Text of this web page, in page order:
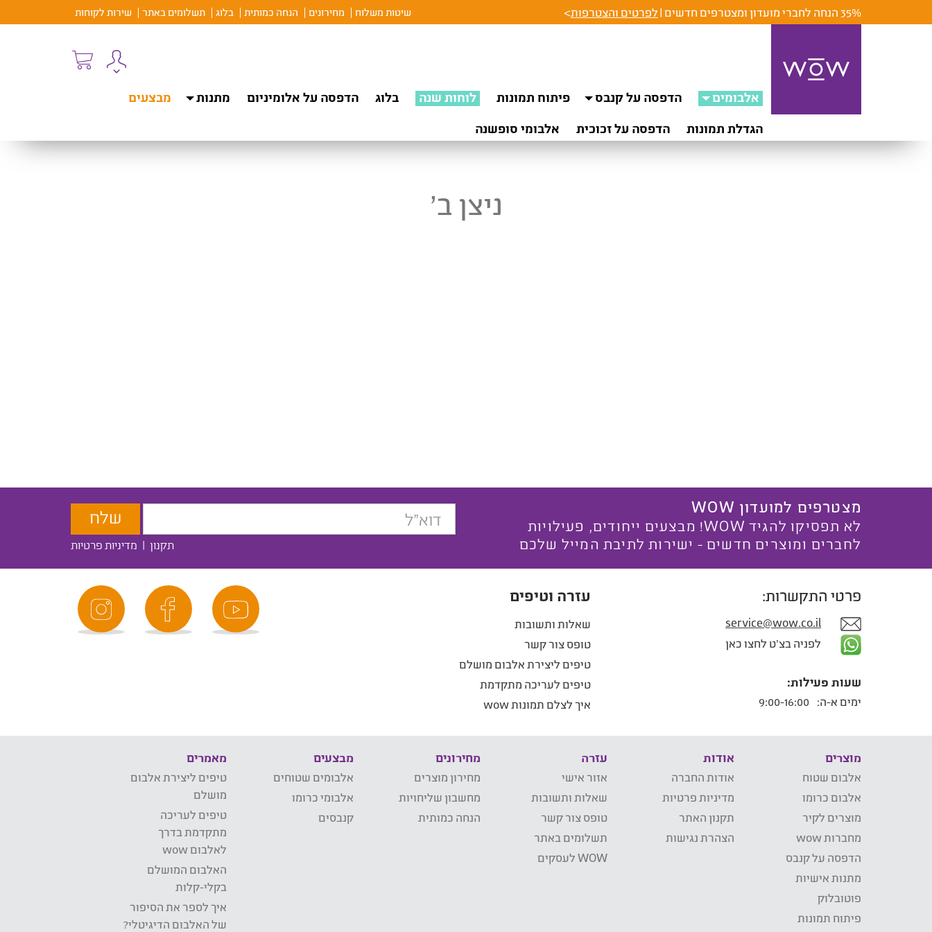
35% הנחה לחברי מועדון ומצטרפים חדשים | לפרטים והצטרפות> שיטות משלוח מחירונים הנחה כמותית בלוג תשלומים באתר שירות לקוחות
אלבומים הדפסה על קנבס פיתוח תמונות לוחות שנה בלוג הדפסה על אלומיניום מתנות
מבצעים
הגדלת תמונות
הדפסה על זכוכית אלבומי סופשנה
ניצן ב’
מצטרפים למועדון WOW
לא תפסיקו להגיד WOW! מבצעים ייחודים, פעילויות
לחברים ומוצרים חדשים - ישירות לתיבת המייל שלכם
תקנון | מדיניות פרטיות
פרטי התקשרות:
service@wow.co.il
לפניה בצ'ט לחצו כאן
שעות פעילות:
ימים א-ה:
עזרה וטיפים
שאלות ותשובות
טופס צור קשר
טיפים ליצירת אלבום מושלם
טיפים לעריכה מתקדמת
איך לצלם תמונות wow
מוצרים
אלבום שטוח
אלבום כרומו
מוצרים לקיר
מחברות wow
הדפסה על קנבס
מתנות אישיות
פוטובלוק
פיתוח תמונות
אודות
אודות החברה
מדיניות פרטיות
תקנון האתר
הצהרת נגישות
עזרה
אזור אישי
שאלות ותשובות
טופס צור קשר
תשלומים באתר
WOW לעסקים
מחירונים
מחירון מוצרים
מחשבון שליחויות
הנחה כמותית
מבצעים
אלבומים שטוחים
אלבומי כרומו
קנבסים
מאמרים
טיפים ליצירת אלבום
מושלם
טיפים לעריכה
מתקדמת בדרך
לאלבום wow
האלבום המושלם
בקלי-קלות
איך לספר את הסיפור
של האלבום הדיגיטלי?